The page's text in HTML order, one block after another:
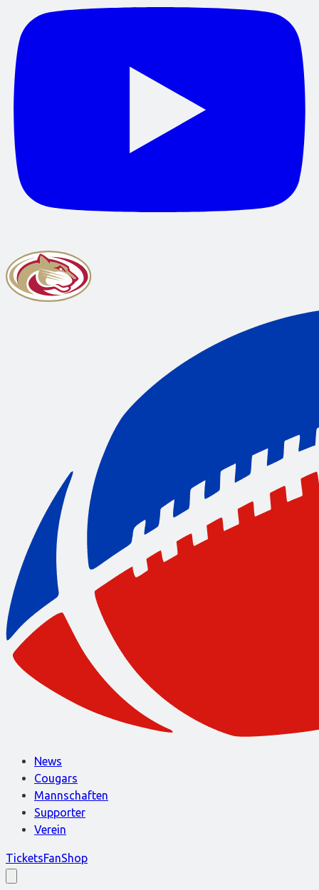
News
Cougars
Mannschaften
Supporter
Verein
TicketsFanShop